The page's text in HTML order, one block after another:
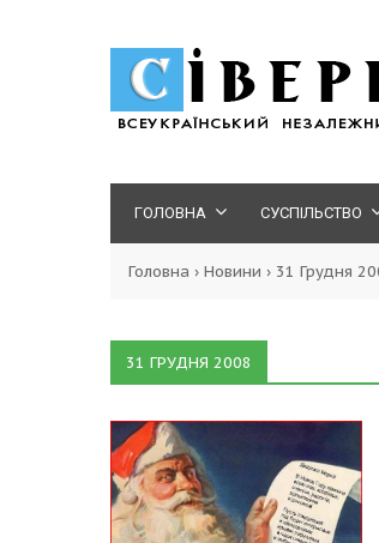
ГОЛОВНА СУСПІЛЬСТВО
Головна › Новини › 31 Грудня
31 ГРУДНЯ 2008